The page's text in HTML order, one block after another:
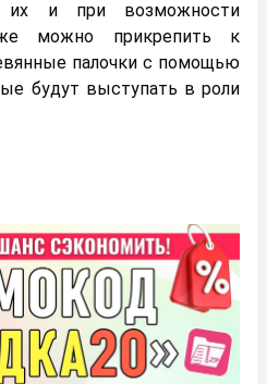
их и при возможности
можно прикрепить к
палочки с помощью
будут выступать в роли